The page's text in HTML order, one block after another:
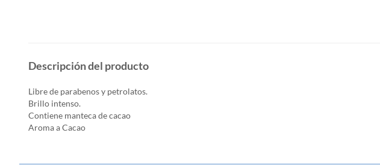
Descripción del producto
Libre de parabenos y petrolatos.
Brillo intenso.
Contiene manteca de cacao
Aroma a Cacao